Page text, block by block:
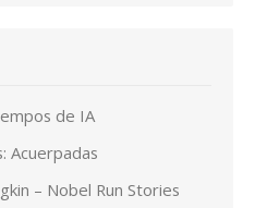
de IA
Acuerpadas
– Nobel Run Stories